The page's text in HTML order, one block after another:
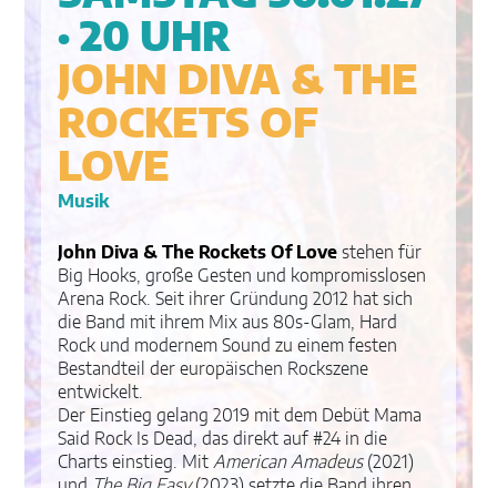
· 20 UHR
JOHN DIVA & THE
ROCKETS OF
LOVE
Musik
John Diva & The Rockets Of Love stehen für
Big Hooks, große Gesten und kompromisslosen
Arena Rock. Seit ihrer Gründung 2012 hat sich
die Band mit ihrem Mix aus 80s-Glam, Hard
Rock und modernem Sound zu einem festen
Bestandteil der europäischen Rockszene
entwickelt.
Der Einstieg gelang 2019 mit dem Debüt Mama
Said Rock Is Dead, das direkt auf #24 in die
Charts einstieg. Mit American Amadeus (2021)